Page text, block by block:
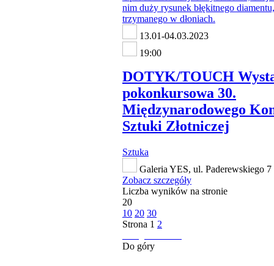
13.01-04.03.2023
19:00
DOTYK/TOUCH
pokonkursowa 30.
Międzynarodowego
Sztuki Złotniczej
Sztuka
Galeria YES, ul. Paderewskiego 7
Zobacz szczegóły
Liczba wyników na stronie
20
10 20 30
Strona 1 2
Do góry